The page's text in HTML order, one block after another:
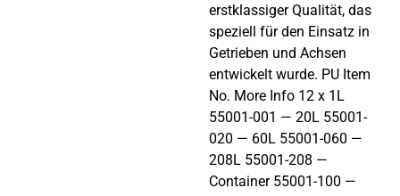
erstklassiger Qualität, das
speziell für den Einsatz in
Getrieben und Achsen
entwickelt wurde. PU Item
No. More Info 12 x 1L
55001-001 — 20L 55001-
020 — 60L 55001-060 —
208L 55001-208 —
Container 55001-100 —